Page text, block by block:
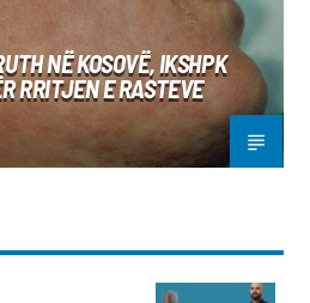
NË KOSOVË, IKSHPK
RRITJEN E RASTEVE